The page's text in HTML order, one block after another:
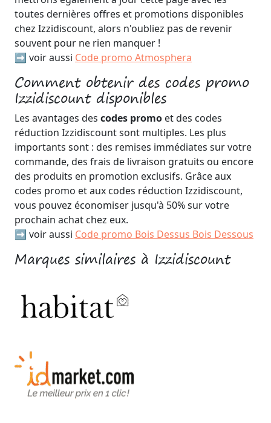
toutes dernières offres et promotions disponibles
chez Izzidiscount, alors n'oubliez pas de revenir
souvent pour ne rien manquer !
➡️ voir aussi Code promo Atmosphera
Comment obtenir des codes promo
Izzidiscount disponibles
Les avantages des codes promo et des codes
réduction Izzidiscount sont multiples. Les plus
importants sont : des remises immédiates sur votre
commande, des frais de livraison gratuits ou encore
des produits en promotion exclusifs. Grâce aux
codes promo et aux codes réduction Izzidiscount,
vous pouvez économiser jusqu'à 50% sur votre
prochain achat chez eux.
➡️ voir aussi Code promo Bois Dessus Bois Dessous
Marques similaires à Izzidiscount